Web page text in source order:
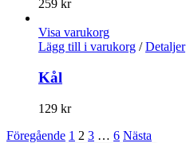
259 kr
Visa varukorg
Lägg till i varukorg / Detaljer
Kål
129 kr
Föregående 1 2 3 … 6 Nästa